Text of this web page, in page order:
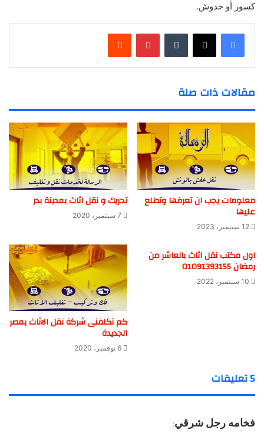
كسور أو خدوش.
بينتيريست
مقالات ذات صلة
معلومات يجب ان تعرفها وتطلع
عليها
12 سبتمبر، 2023
تحريك و نقل اثاث بمدينة بدر
7 سبتمبر، 2020
اول مكتب نقل اثاث بالعاشر من
رمضان 01091393155
10 سبتمبر، 2022
كم تكلفنى شركة نقل الاثاث بمصر
الجديدة
6 نوفمبر، 2020
‫5 تعليقات
يفخامه رجل شرقي: